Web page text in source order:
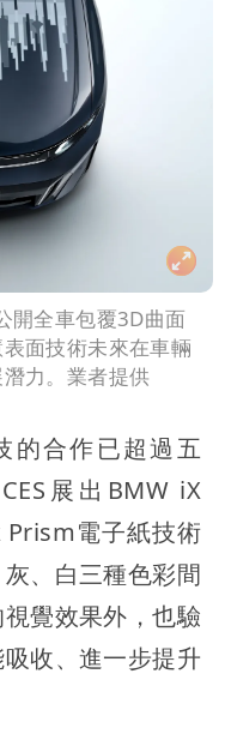
開全車包覆3D曲面
面技術未來在車輛
力。業者提供
的合作已超過五
展出BMW iX
Prism電子紙技術
、白三種色彩間
覺效果外，也驗
收、進一步提升